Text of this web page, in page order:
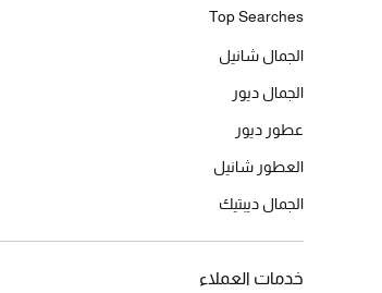
Top Searches
الجمال شانيل
الجمال ديور
عطور ديور
العطور شانيل
الجمال ديبتيك
خدمات العملاء